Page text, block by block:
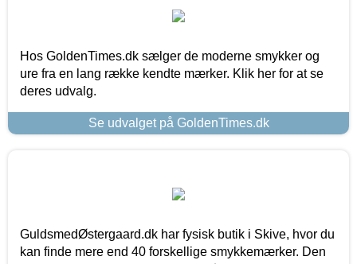
Hos GoldenTimes.dk sælger de moderne smykker og
ure fra en lang række kendte mærker. Klik her for at se
deres udvalg.
Se udvalget på GoldenTimes.dk
GuldsmedØstergaard.dk har fysisk butik i Skive, hvor du
kan finde mere end 40 forskellige smykkemærker. Den